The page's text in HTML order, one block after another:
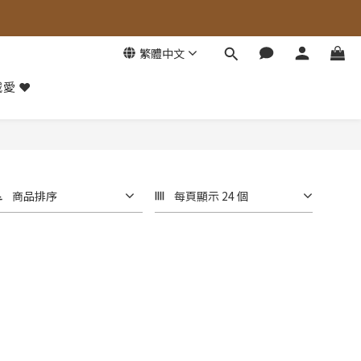
繁體中文
愛 ❤️
商品排序 每頁顯示 24 個